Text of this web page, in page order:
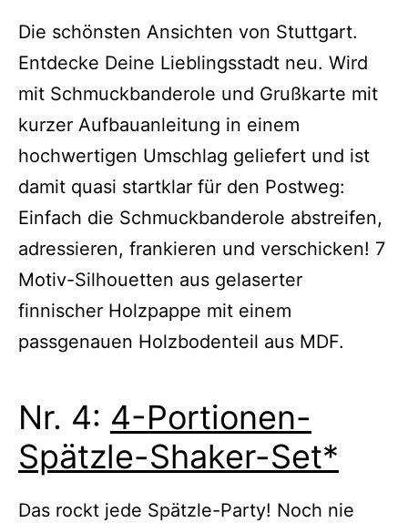
Die schönsten Ansichten von Stuttgart.
Entdecke Deine Lieblingsstadt neu. Wird
mit Schmuckbanderole und Grußkarte mit
kurzer Aufbauanleitung in einem
hochwertigen Umschlag geliefert und ist
damit quasi startklar für den Postweg:
Einfach die Schmuckbanderole abstreifen,
adressieren, frankieren und verschicken! 7
Motiv-Silhouetten aus gelaserter
finnischer Holzpappe mit einem
passgenauen Holzbodenteil aus MDF.
Nr. 4: 4-Portionen-
Spätzle-Shaker-Set*
Das rockt jede Spätzle-Party! Noch nie